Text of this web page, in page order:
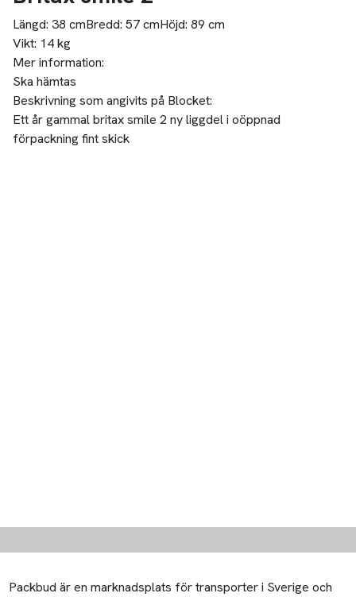
Längd: 38 cmBredd: 57 cmHöjd: 89 cm
Vikt: 14 kg
Mer information:
Ska hämtas
Beskrivning som angivits på Blocket:
Ett år gammal britax smile 2 ny liggdel i oöppnad
förpackning fint skick
Packbud är en marknadsplats för transporter i Sverige och